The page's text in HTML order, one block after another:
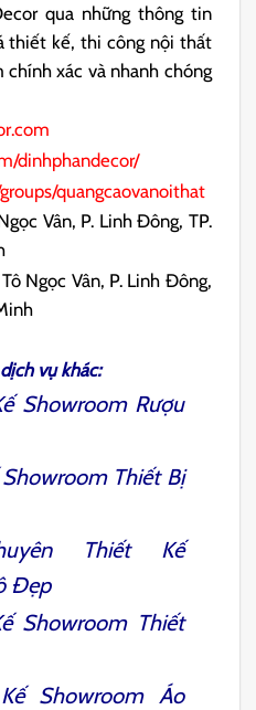
qua những thông tin
thiết kế, thi công nội thất
xác và nhanh chóng
dinhphandecor/
quangcaovanoithat
Vân, P. Linh Đông, TP.
Ngọc Vân, P. Linh Đông,
vụ khác:
Showroom Rượu
Showroom Thiết Bị
Thiết Kế
Đẹp
Showroom Thiết
Showroom Áo